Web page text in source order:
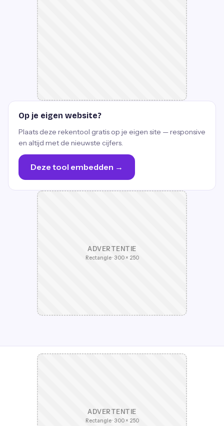
Op je eigen website?
Plaats deze rekentool gratis op je eigen site — responsive
en altijd met de nieuwste cijfers.
Deze tool embedden →
ADVERTENTIE
Rectangle · 300 × 250
ADVERTENTIE
Rectangle · 300 × 250